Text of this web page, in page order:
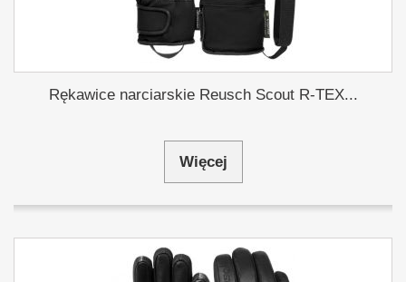
Rękawice narciarskie Reusch Scout R-TEX...
Więcej